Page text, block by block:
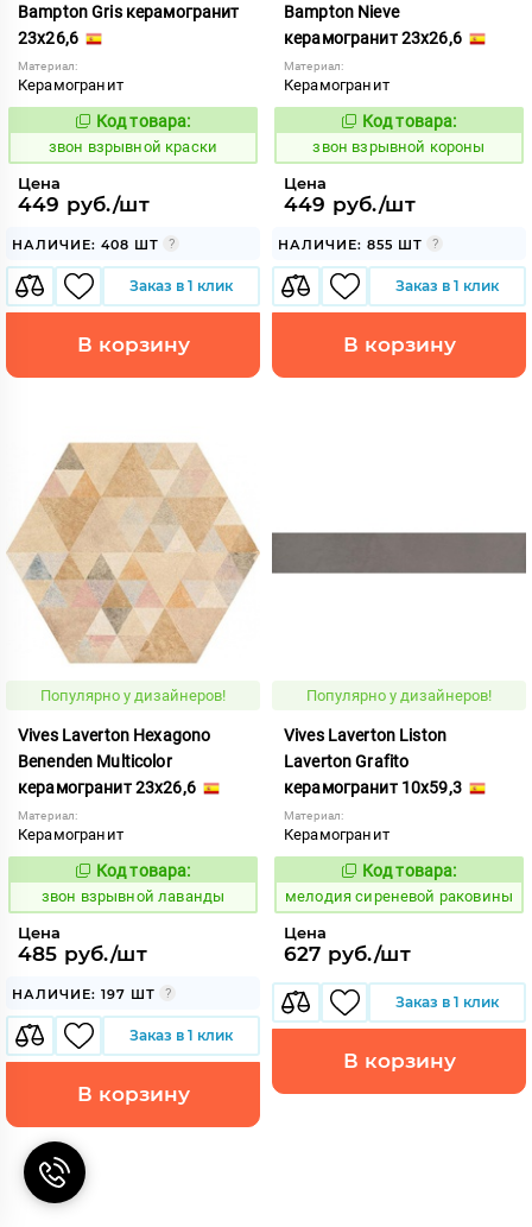
Bampton Gris керамогранит
23x26,6
Материал:
Керамогранит
454914
Код товара:
звон взрывной краски
Цена
449 руб./шт
НАЛИЧИЕ: 408 ШТ
Заказ в 1 клик
В корзину
Bampton Nieve
керамогранит 23x26,6
Материал:
Керамогранит
454913
Код товара:
звон взрывной короны
Цена
449 руб./шт
НАЛИЧИЕ: 855 ШТ
Заказ в 1 клик
В корзину
Популярно у дизайнеров!
Vives Laverton Hexagono
Benenden Multicolor
керамогранит 23x26,6
Материал:
Керамогранит
454916
Код товара:
звон взрывной лаванды
Цена
485 руб./шт
НАЛИЧИЕ: 197 ШТ
Заказ в 1 клик
В корзину
Популярно у дизайнеров!
Vives Laverton Liston
Laverton Grafito
керамогранит 10x59,3
Материал:
Керамогранит
963953
Код товара:
мелодия сиреневой раковины
Цена
627 руб./шт
Заказ в 1 клик
В корзину